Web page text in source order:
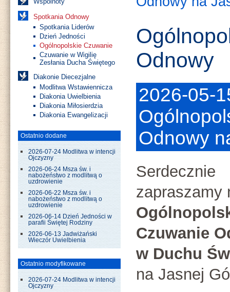
Spotkania Odnowy
Spotkania Liderów
Dzień Jedności
Ogólnopolskie Czuwanie
Czuwanie w Wigilię
Zesłania Ducha Świętego
Diakonie Diecezjalne
Modlitwa Wstawiennicza
Diakonia Uwielbienia
Diakonia Miłosierdzia
Diakonia Ewangelizacji
Ostatnio dodane
2026-07-24 Modlitwa w intencji
Ojczyzny
2026-06-24 Msza św. i
nabożeństwo z modlitwą o
uzdrowienie
2026-06-22 Msza św. i
nabożeństwo z modlitwą o
uzdrowienie
2026-06-14 Dzień Jedności w
parafii Świętej Rodziny
2026-06-13 Jadwiżański
Wieczór Uwielbienia
Ostatnio modyfikowane
2026-07-24 Modlitwa w intencji
Ojczyzny
Odnowy
2026-05-
Odnowy
Serdecznie
zapraszamy
Czuwanie
w Duchu
na Jasnej